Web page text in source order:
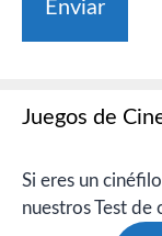
Juegos de
Si eres un
nuestros Test de